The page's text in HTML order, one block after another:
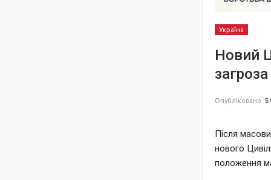
Україна
Новий
Опубліковано
Після
нового
положення